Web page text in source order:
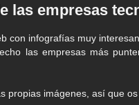
las empresas
con infografías muy
las empresas más
propias imágenes, así que os